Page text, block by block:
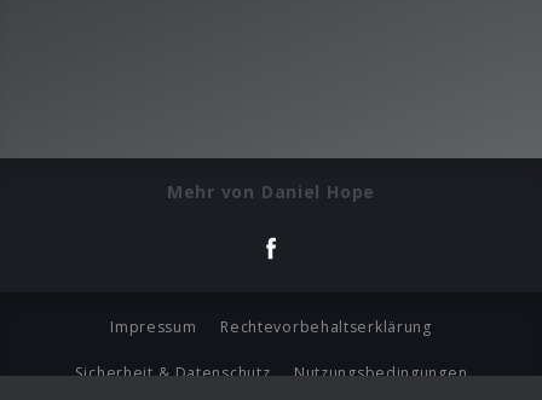
Mehr von Daniel Hope
Impressum Rechtevorbehaltserklärung
Sicherheit & Datenschutz Nutzungsbedingungen